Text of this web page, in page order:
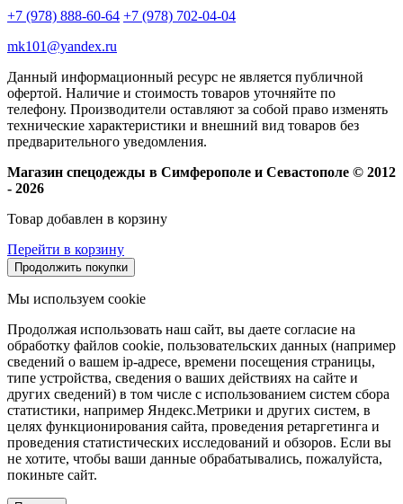
+7 (978) 888-60-64 +7 (978) 702-04-04
mk101@yandex.ru
Данный информационный ресурс не является публичной
офертой. Наличие и стоимость товаров уточняйте по
телефону. Производители оставляют за собой право изменять
технические характеристики и внешний вид товаров без
предварительного уведомления.
Магазин спецодежды в Симферополе и Севастополе © 2012
- 2026
Товар добавлен в корзину
Перейти в корзину
Продолжить покупки
Мы используем cookie
Продолжая использовать наш сайт, вы даете согласие на
обработку файлов cookie, пользовательских данных (например
сведений о вашем ip-адресе, времени посещения страницы,
типе устройства, сведения о ваших действиях на сайте и
других сведений) в том числе с использованием систем сбора
статистики, например Яндекс.Метрики и других систем, в
целях функционирования сайта, проведения ретаргетинга и
проведения статистических исследований и обзоров. Если вы
не хотите, чтобы ваши данные обрабатывались, пожалуйста,
покиньте сайт.